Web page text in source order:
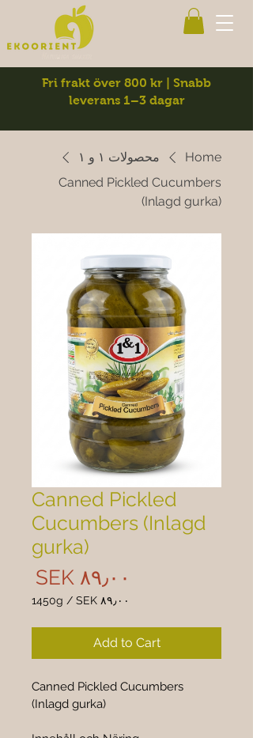
Fri frakt över 800 kr | Snabb
leverans 1–3 dagar
Home
محصولات ۱ و ۱
Canned Pickled Cucumbers
(Inlagd gurka)
Canned Pickled
Cucumbers (Inlagd
gurka)
‎SEK ۸۹٫۰۰
‎SEK ۸۹٫۰۰ /
1450g
Add to Cart
Canned Pickled Cucumbers
(Inlagd gurka)